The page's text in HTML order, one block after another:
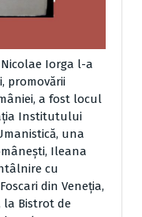
Iorga l-a
promovării
a fost locul
Institutului
una
Ileana
cu
din Veneţia,
la Bistrot de